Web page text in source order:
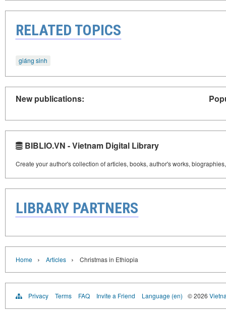
RELATED TOPICS
giáng sinh
New publications:
BIBLIO.VN - Vietnam Digital Library
Create your author's collection of articles, books, author's works,
LIBRARY PARTNERS
Home › Articles › Christmas in Ethiopia
Privacy Terms FAQ Invite a Friend Language (en) © 2026